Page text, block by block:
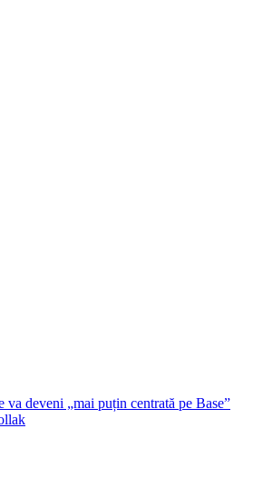
va deveni „mai puțin centrată pe Base”